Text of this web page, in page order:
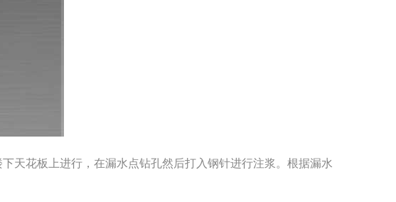
天花板上进行，在漏水点钻孔然后打入钢针进行注浆。根据漏水